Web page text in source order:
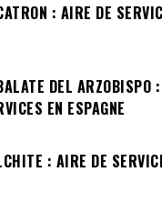
: AIRE DE
DEL ARZOBISPO
EN ESPAGNE
: AIRE DE